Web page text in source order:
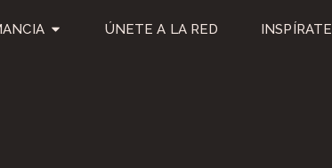
ÚNETE A LA RED INSPÍRATE